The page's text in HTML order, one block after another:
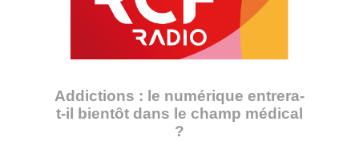
Addictions : le numérique entrera-
t-il bientôt dans le champ médical
?